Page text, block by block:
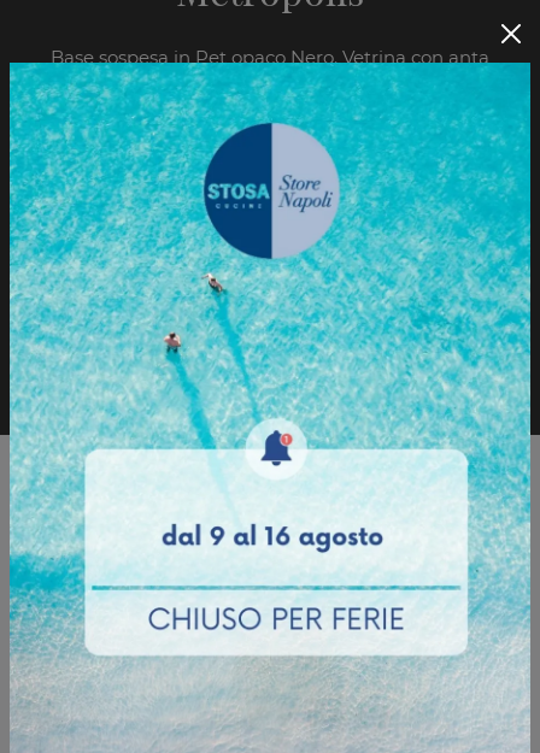
Base sospesa in Pet opaco Nero. Vetrina con anta
telaio in Nero Spazzolato e vetro grigio
semitrasparente.
Sfoglia il Catalogo
Richiedi informazioni
Sfoglia il catalogo